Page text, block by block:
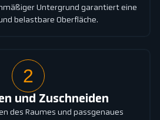
Untergrund garantiert eine
belastbare Oberfläche.
2
und Zuschneiden
des Raumes und passgenaues